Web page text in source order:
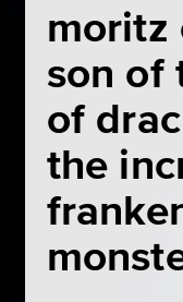
moritz
son of
of
the